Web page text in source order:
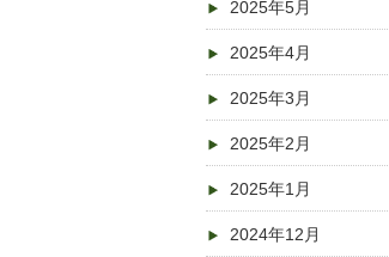
2025年5月
2025年4月
2025年3月
2025年2月
2025年1月
2024年12月